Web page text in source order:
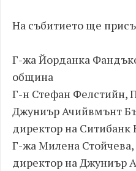
На събитието ще
Г-жа Йорданка
община
Г-н Стефан Фелстийн,
Джуниър Ачийвмънт
директор на Ситибанк
Г-жа Милена
директор на Джуниър